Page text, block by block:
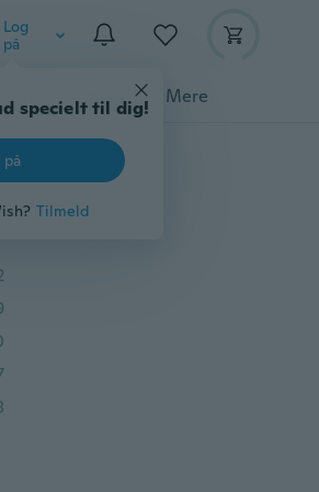
Log
på
specielt til dig!
på
Tilmeld
Værktøj Mere